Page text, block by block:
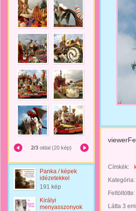
2/3 oldal (20 kép)
Panka / képek
idézetekkel
191 kép
Királyi
menyasszonyok
Címkék:
Kategória:
Feltöltötte:
Látta 3